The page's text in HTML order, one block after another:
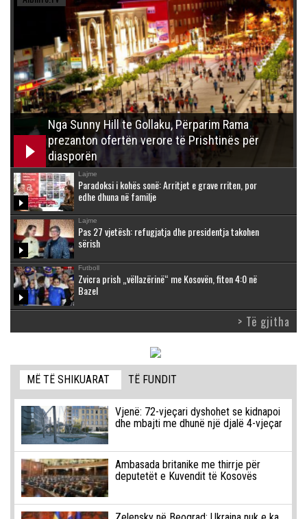
Nga Sunny Hill te Gollaku, Përparim Rama
prezanton ofertën verore të Prishtinës për
diasporën
Lajme
Paradoksi i kohës sonë: Arritjet e grave rriten, por
edhe dhuna në familje
Lajme
Pas 27 vjetësh: refugjatja dhe presidentja takohen
sërish
Futboll
Zvicra prish „vëllazërinë“ me Kosovën, fiton 4:0 në
Bazel
> Të gjitha
MË TË SHIKUARAT TË FUNDIT
Vjenë: 72-vjeçari dyshohet se kidnapoi
dhe mbajti me dhunë një djalë 4-vjeçar
Ambasada britanike me thirrje për
deputetët e Kuvendit të Kosovës